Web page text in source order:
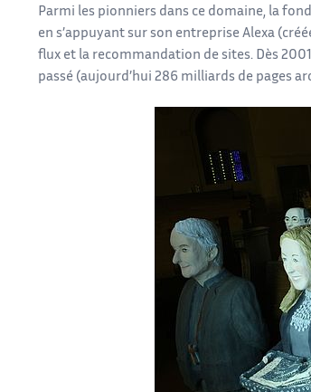
Parmi les pionniers dans ce domaine, la
en s’appuyant sur son entreprise Alexa
flux et la recommandation de sites. Dès
passé (aujourd’hui 286 milliards de pages